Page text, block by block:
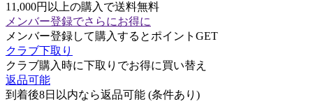
11,000円以上の購入で送料無料
メンバー登録でさらにお得に
メンバー登録して購入するとポイントGET
クラブ下取り
クラブ購入時に下取りでお得に買い替え
返品可能
到着後8日以内なら返品可能 (条件あり)